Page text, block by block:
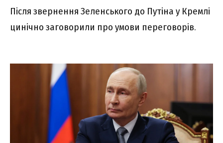
Після звернення Зеленського до Путіна у Кремлі
цинічно заговорили про умови переговорів.